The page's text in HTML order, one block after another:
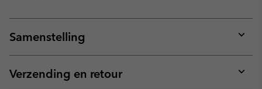
Samenstelling
or
Verzending en retour